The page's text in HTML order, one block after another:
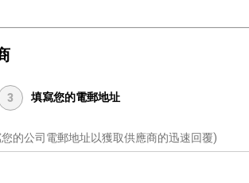
3 填寫您的電郵地址
的公司電郵地址以獲取供應商的迅速回覆)